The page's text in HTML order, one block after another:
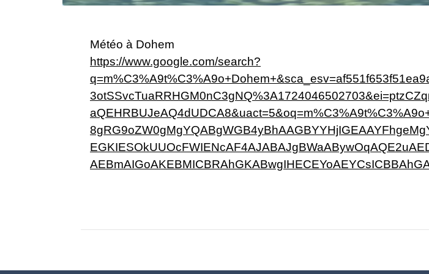
Météo à Dohem
https://www.google.com/search?